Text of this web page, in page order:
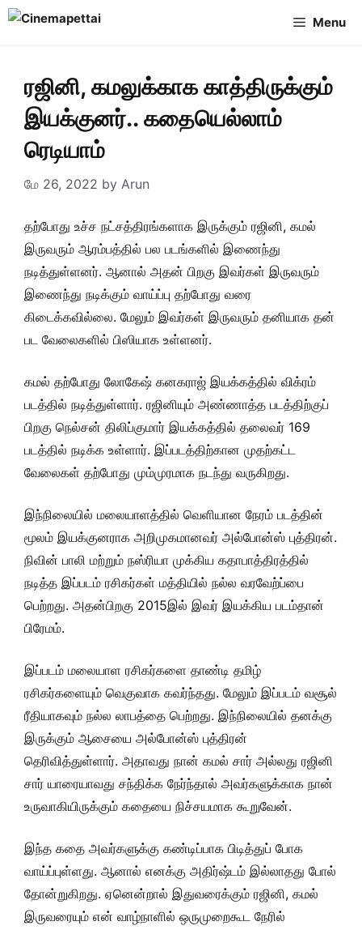
Skip
Menu
ரஜினி, கமலுக்காக காத்திருக்கும்
இயக்குனர்.. கதையெல்லாம்
ரெடியாம்
மே 26, 2022 by Arun
தற்போது உச்ச நட்சத்திரங்களாக இருக்கும் ரஜினி, கமல்
இருவரும் ஆரம்பத்தில் பல படங்களில் இணைந்து
நடித்துள்ளனர். ஆனால் அதன் பிறகு இவர்கள் இருவரும்
இணைந்து நடிக்கும் வாய்ப்பு தற்போது வரை
கிடைக்கவில்லை. மேலும் இவர்கள் இருவரும் தனியாக தன்
பட வேலைகளில் பிஸியாக உள்ளனர்.
கமல் தற்போது லோகேஷ் கனகராஜ் இயக்கத்தில் விக்ரம்
படத்தில் நடித்துள்ளார். ரஜினியும் அண்ணாத்த படத்திற்குப்
பிறகு நெல்சன் திலிப்குமார் இயக்கத்தில் தலைவர் 169
படத்தில் நடிக்க உள்ளார். இப்படத்திற்கான முதற்கட்ட
வேலைகள் தற்போது மும்முரமாக நடந்து வருகிறது.
இந்நிலையில் மலையாளத்தில் வெளியான நேரம் படத்தின்
மூலம் இயக்குனராக அறிமுகமானவர் அல்போன்ஸ் புத்திரன்.
நிவின் பாலி மற்றும் நஸ்ரியா முக்கிய கதாபாத்திரத்தில்
நடித்த இப்படம் ரசிகர்கள் மத்தியில் நல்ல வரவேற்ப்பை
பெற்றது. அதன்பிறகு 2015இல் இவர் இயக்கிய படம்தான்
பிரேமம்.
இப்படம் மலையாள ரசிகர்களை தாண்டி தமிழ்
ரசிகர்களையும் வெகுவாக கவர்ந்தது. மேலும் இப்படம் வசூல்
ரீதியாகவும் நல்ல லாபத்தை பெற்றது. இந்நிலையில் தனக்கு
இருக்கும் ஆசையை அல்போன்ஸ் புத்திரன்
தெரிவித்துள்ளார். அதாவது நான் கமல் சார் அல்லது ரஜினி
சார் யாரையாவது சந்திக்க நேர்ந்தால் அவர்களுக்காக நான்
உருவாகியிருக்கும் கதையை நிச்சயமாக கூறுவேன்.
இந்த கதை அவர்களுக்கு கண்டிப்பாக பிடித்துப் போக
வாய்ப்புள்ளது. ஆனால் எனக்கு அதிர்ஷ்டம் இல்லாதது போல்
தோன்றுகிறது. ஏனென்றால் இதுவரைக்கும் ரஜினி, கமல்
இருவரையும் என் வாழ்நாளில் ஒருமுறைகூட நேரில்